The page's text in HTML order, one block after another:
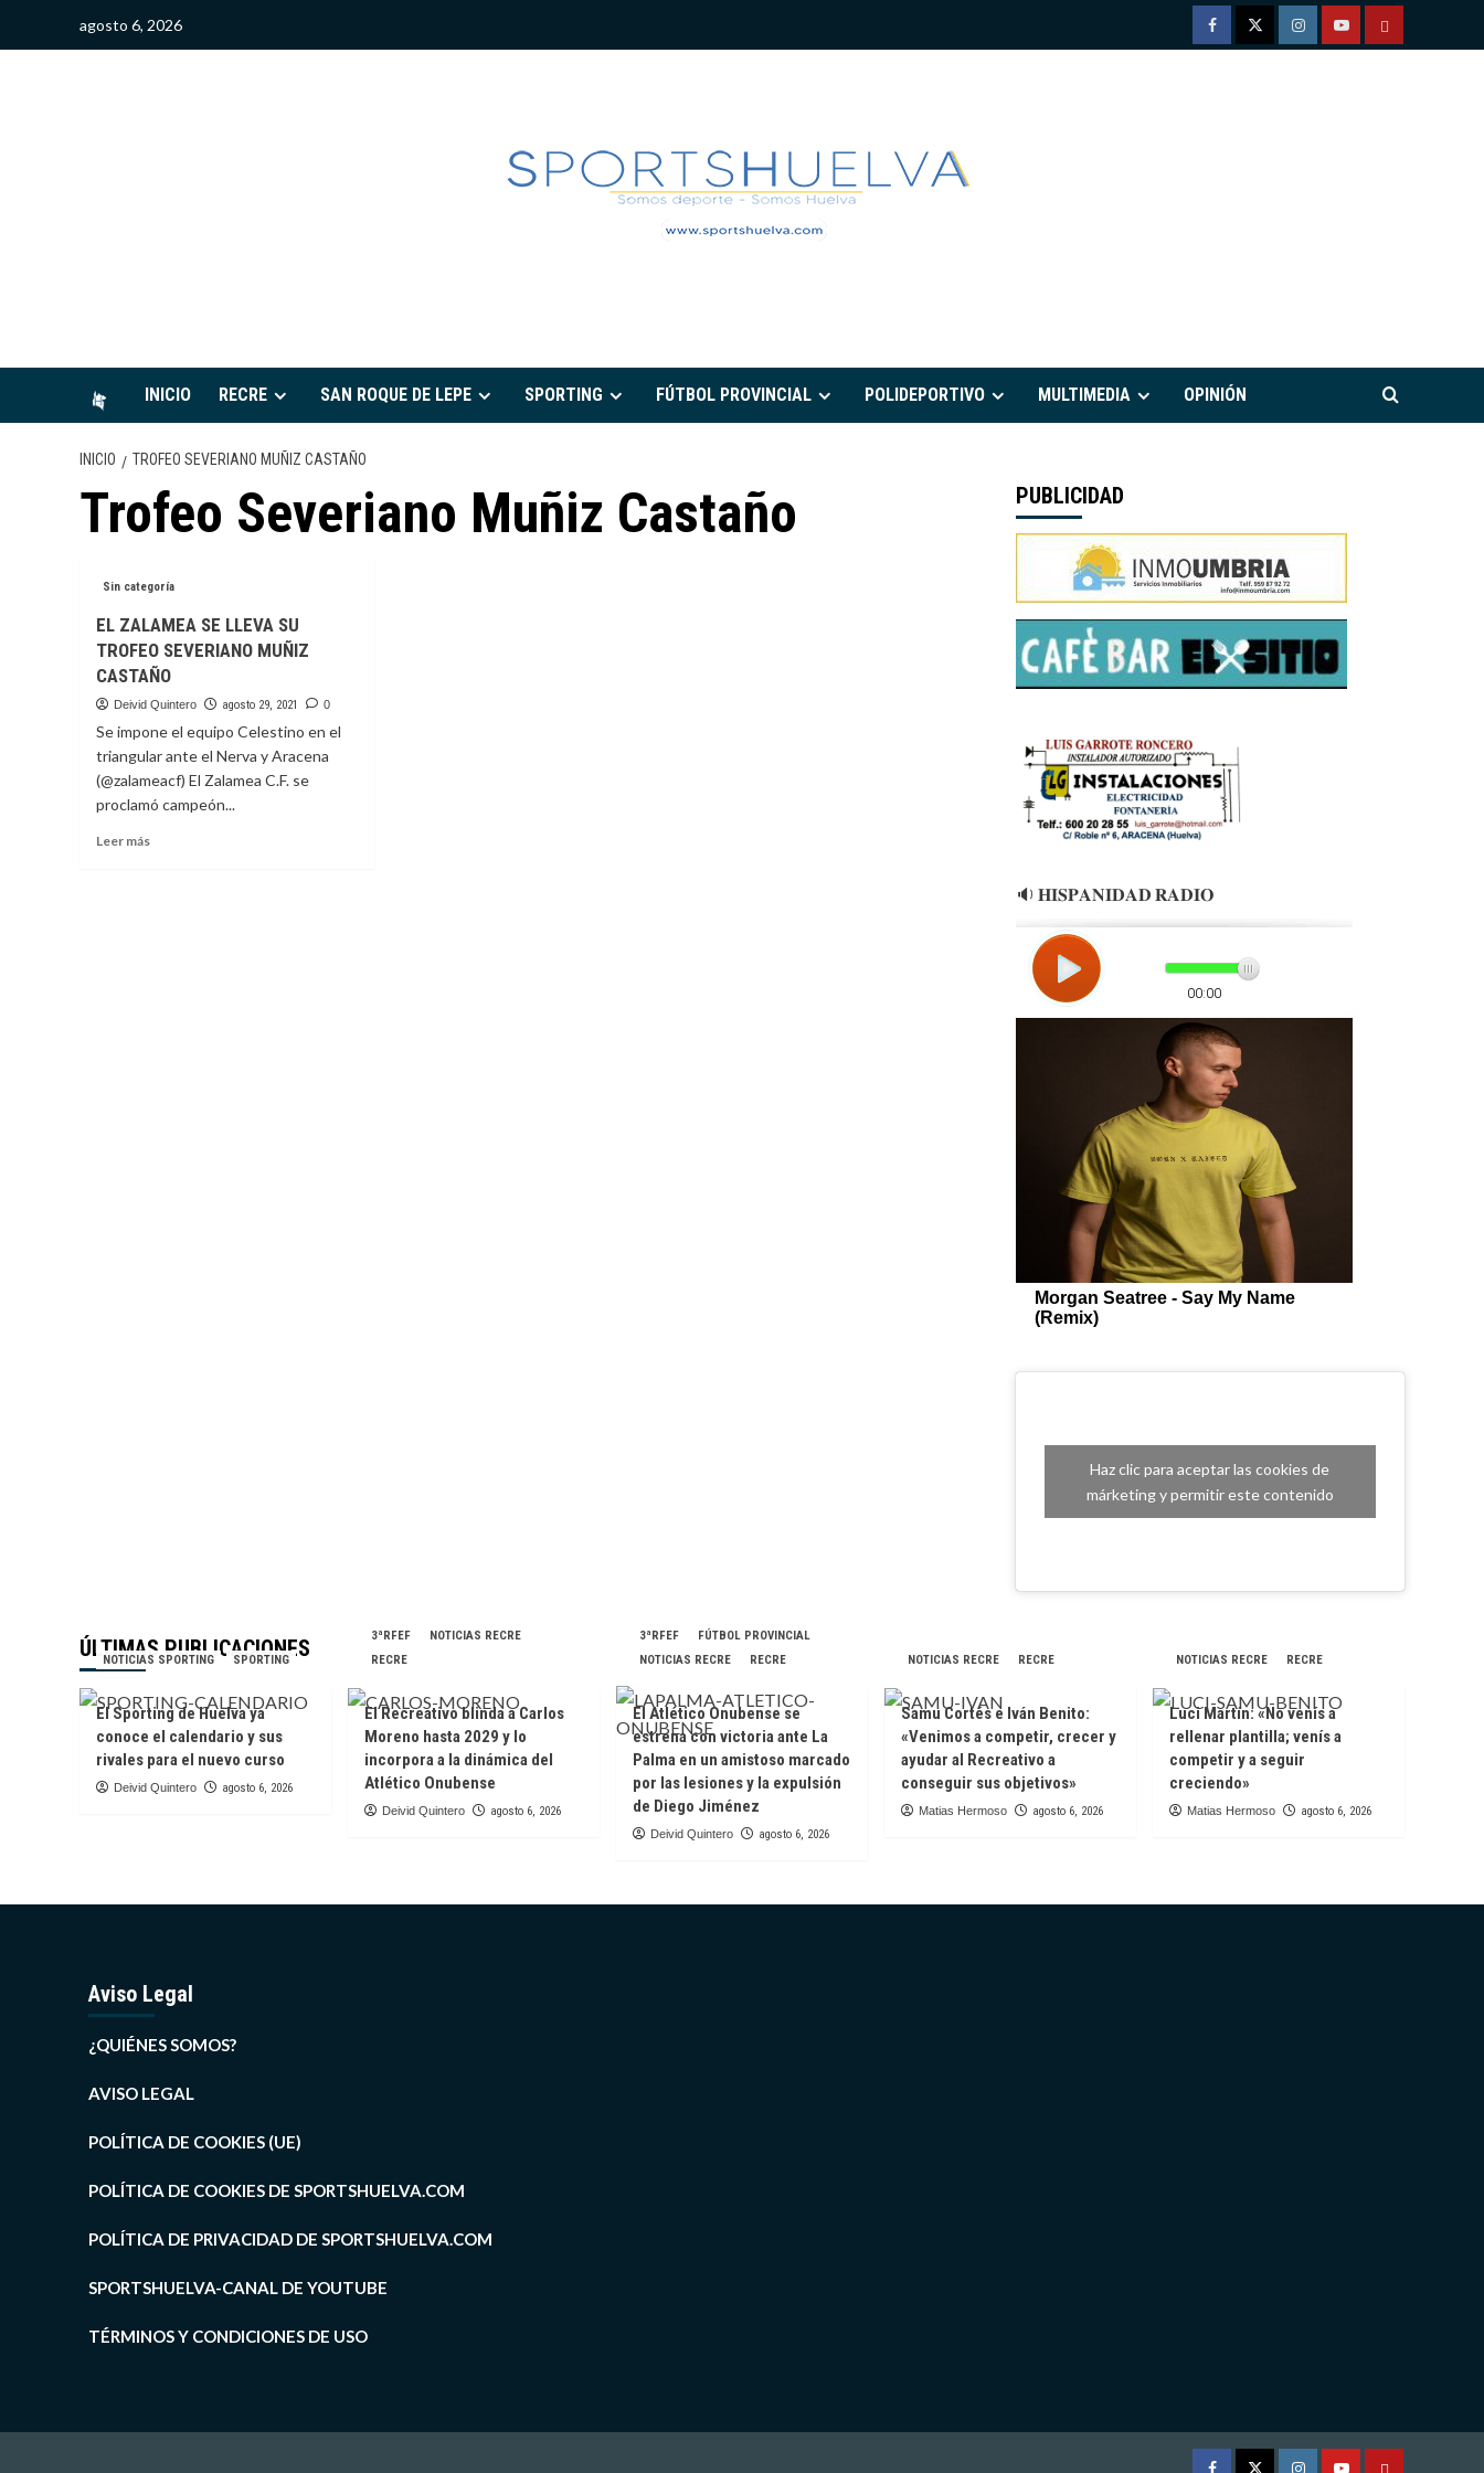
agosto 6, 2026
FacebookTwitterInstagramYoutubeTÉRMINOS
INICIO RECRE SAN ROQUE DE LEPE SPORTING FÚTBOL PROVINCIAL POLIDEPORTIVO MULTIMEDIA OPINIÓN
INICIO TROFEO SEVERIANO MUÑIZ CASTAÑO
Trofeo Severiano Muñiz Castaño
Sin categoría
EL ZALAMEA SE LLEVA SU
TROFEO SEVERIANO MUÑIZ
CASTAÑO
Deivid Quintero agosto 29, 2021 0
Se impone el equipo Celestino en el
triangular ante el Nerva y Aracena
(@zalameacf) El Zalamea C.F. se
proclamó campeón...
Leer más
PUBLICIDAD
🔉 𝐇𝐈𝐒𝐏𝐀𝐍𝐈𝐃𝐀𝐃 𝐑𝐀𝐃𝐈𝐎
Haz clic para aceptar las cookies de
márketing y permitir este contenido
ÚLTIMAS PUBLICACIONES
NOTICIAS SPORTING SPORTING
El Sporting de Huelva ya
conoce el calendario y sus
rivales para el nuevo curso
Deivid Quintero agosto 6, 2026
3ªRFEF
NOTICIAS RECRE
RECRE
El Recreativo blinda a Carlos
Moreno hasta 2029 y lo
incorpora a la dinámica del
Atlético Onubense
Deivid Quintero agosto 6, 2026
3ªRFEF
FÚTBOL PROVINCIAL
NOTICIAS RECRE
RECRE
El Atlético Onubense se
estrena con victoria ante La
Palma en un amistoso marcado
por las lesiones y la expulsión
de Diego Jiménez
Deivid Quintero agosto 6, 2026
NOTICIAS RECRE RECRE
Samu Cortés e Iván Benito:
«Venimos a competir, crecer y
ayudar al Recreativo a
conseguir sus objetivos»
Matias Hermoso agosto 6, 2026
NOTICIAS RECRE RECRE
Luci Martín: «No venís a
rellenar plantilla; venís a
competir y a seguir
creciendo»
Matias Hermoso agosto 6, 2026
Aviso Legal
¿QUIÉNES SOMOS?
AVISO LEGAL
POLÍTICA DE COOKIES (UE)
POLÍTICA DE COOKIES DE SPORTSHUELVA.COM
POLÍTICA DE PRIVACIDAD DE SPORTSHUELVA.COM
SPORTSHUELVA-CANAL DE YOUTUBE
TÉRMINOS Y CONDICIONES DE USO